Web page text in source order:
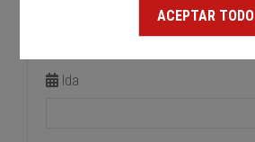
ACEPTAR TODO
Estación de llegada
Ida